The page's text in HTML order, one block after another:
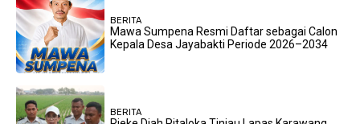
BERITA
Mawa Sumpena Resmi Daftar sebagai Calon
Kepala Desa Jayabakti Periode 2026–2034
BERITA